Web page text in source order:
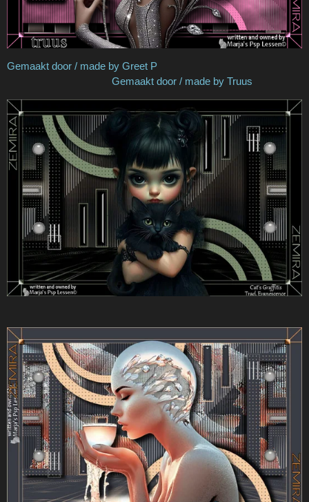
Gemaakt door / made by Greet P
Gemaakt door / made by Truus